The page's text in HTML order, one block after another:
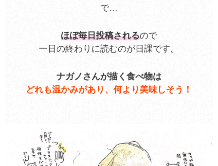
で…
ほぼ毎日投稿されるので
一日の終わりに読むのが日課です。
ナガノさんが描く食べ物は
どれも温かみがあり、何より美味しそう！